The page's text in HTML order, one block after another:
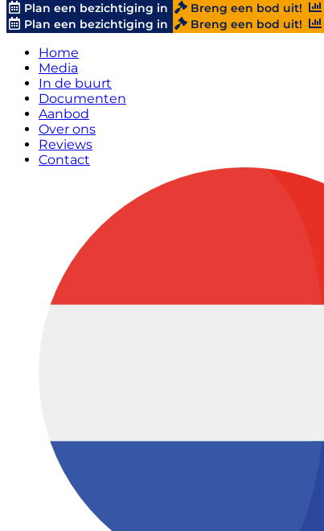
Plan een bezichtiging in Breng een bod uit!
Plan een bezichtiging in
Breng een bod uit!
Home
Media
In de buurt
Documenten
Aanbod
Over ons
Reviews
Contact